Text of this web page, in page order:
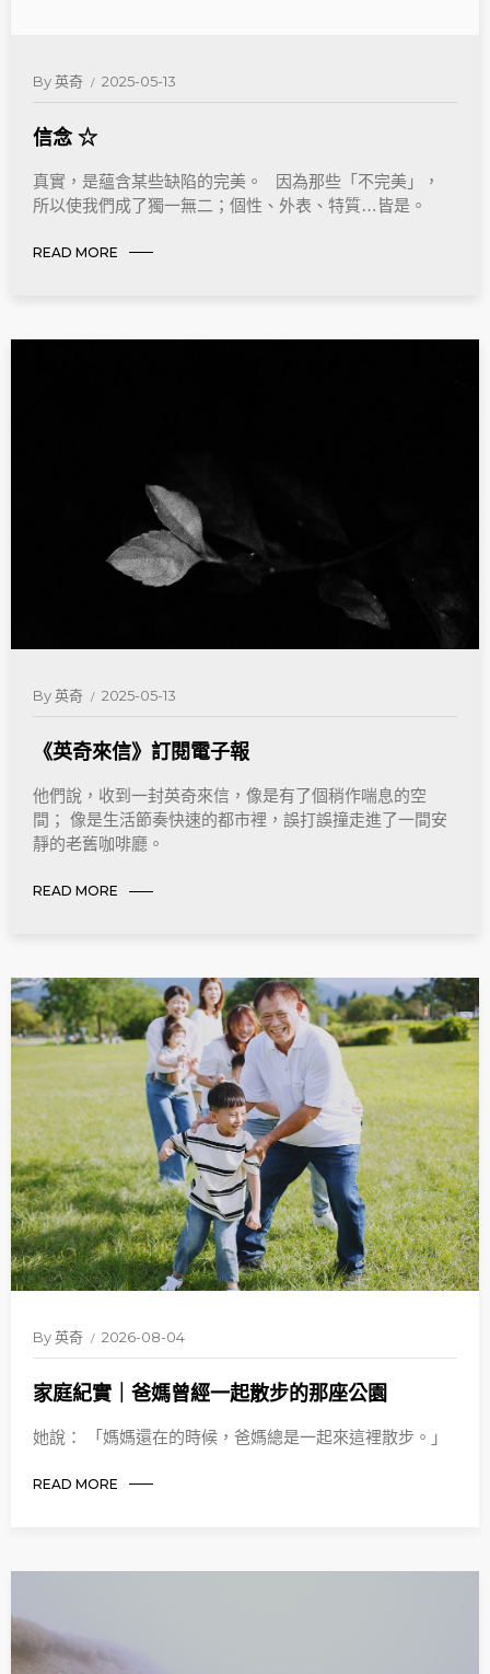
By英奇 2025-05-13
信念 ☆
真實，是蘊含某些缺陷的完美。 因為那些「不完美」，
所以使我們成了獨一無二；個性、外表、特質…皆是。
READ MORE
By英奇 2025-05-13
《英奇來信》訂閱電子報
他們說，收到一封英奇來信，像是有了個稍作喘息的空
間； 像是生活節奏快速的都市裡，誤打誤撞走進了一間安
靜的老舊咖啡廳。
READ MORE
By英奇 2026-08-04
家庭紀實｜爸媽曾經一起散步的那座公園
她說： 「媽媽還在的時候，爸媽總是一起來這裡散步。」
READ MORE